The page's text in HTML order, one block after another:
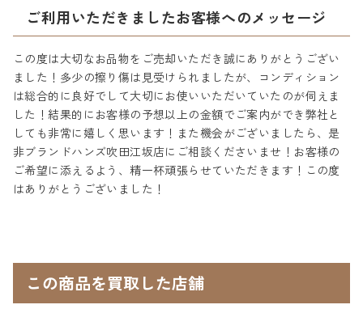
ご利用いただきましたお客様へのメッセージ
この度は大切なお品物をご売却いただき誠にありがとうござい
ました！多少の擦り傷は見受けられましたが、コンディション
は総合的に良好でして大切にお使いいただいていたのが伺えま
した！結果的にお客様の予想以上の金額でご案内ができ弊社と
しても非常に嬉しく思います！また機会がございましたら、是
非ブランドハンズ吹田江坂店にご相談くださいませ！お客様の
ご希望に添えるよう、精一杯頑張らせていただきます！この度
はありがとうございました！
この商品を買取した店舗